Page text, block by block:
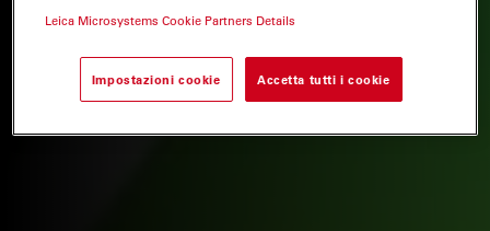
Leica Microsystems Cookie Partners Details
Impostazioni cookie Accetta tutti i cookie